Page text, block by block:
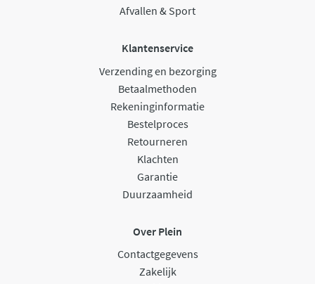
Afvallen & Sport
Klantenservice
Verzending en bezorging
Betaalmethoden
Rekeninginformatie
Bestelproces
Retourneren
Klachten
Garantie
Duurzaamheid
Over Plein
Contactgegevens
Zakelijk